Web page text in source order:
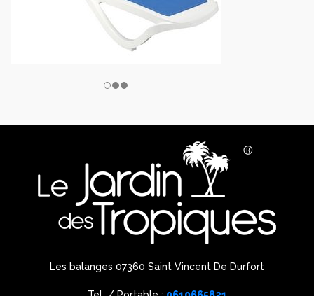
Les balanges 07360 Saint Vincent De Durfort